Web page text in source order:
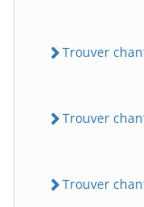
Trouver
Trouver
Trouver